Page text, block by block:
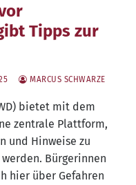
Tipps zur
MARCUS SCHWARZE
bie­tet mit dem
zen­tra­le Platt­form,
und Hin­wei­se zu
Bür­ge­rin­nen
hier über Gefah­ren